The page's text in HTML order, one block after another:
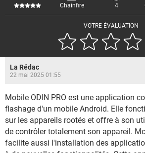
VOTRE ÉVALUATION
Chainfire 4
La Rédac
22 mai 2025 01:55
Mobile ODIN PRO est une application
flashage d'un mobile Android. Elle
sur les appareils rootés et offre à son
de contrôler totalement son appareil.
facilite aussi l'installation des